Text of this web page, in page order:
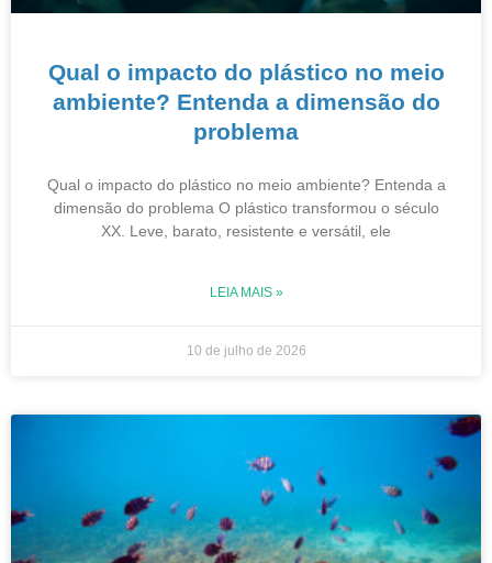
Qual o impacto do plástico no meio
ambiente? Entenda a dimensão do
problema
Qual o impacto do plástico no meio ambiente? Entenda a
dimensão do problema O plástico transformou o século
XX. Leve, barato, resistente e versátil, ele
LEIA MAIS »
10 de julho de 2026